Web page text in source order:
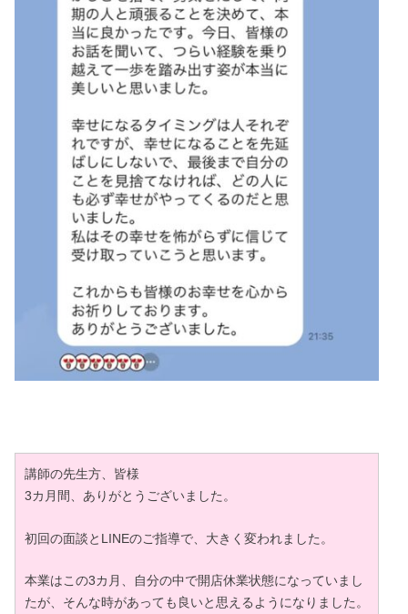
講師の先生方、皆様
3カ月間、ありがとうございました。
初回の面談とLINEのご指導で、大きく変われました。
本業はこの3カ月、自分の中で開店休業状態になっていまし
たが、そんな時があっても良いと思えるようになりました。